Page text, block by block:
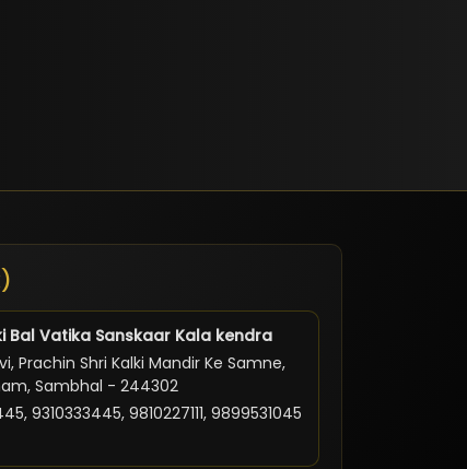
Bal Vatika Sanskaar Kala kendra
Prachin Shri Kalki Mandir Ke Samne,
Sambhal - 244302
9310333445, 9810227111, 9899531045